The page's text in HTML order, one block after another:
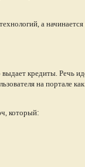
а
выдает кредиты. Речь
на портале
который: